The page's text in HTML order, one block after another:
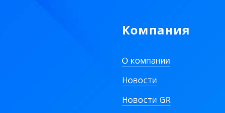
Компания
О компании
Новости
Новости GR